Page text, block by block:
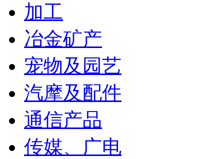
加工
冶金矿产
宠物及园艺
汽摩及配件
通信产品
传媒、广电